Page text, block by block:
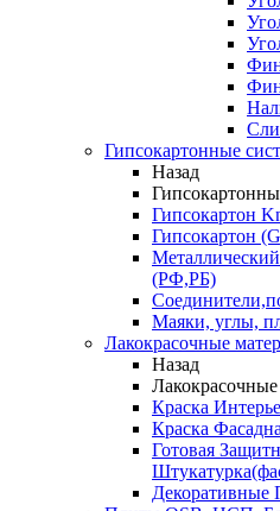
Гипсокартонные
Назад
Гипсокартон
Гипсокартон
(РФ,РБ)
Маяки, углы,
Лакокрасочные
Назад
Краска
Краска
Готовая
Декоративные